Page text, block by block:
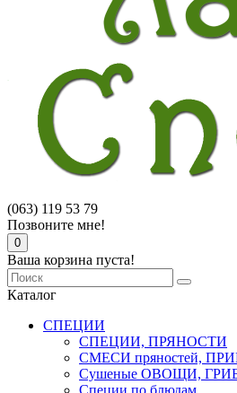
(063) 119 53 79
Позвоните мне!
0
Ваша корзина пуста!
Каталог
СПЕЦИИ
СПЕЦИИ, ПРЯНОСТИ
СМЕСИ пряностей,
Сушеные ОВОЩИ,
Специи по блюдам